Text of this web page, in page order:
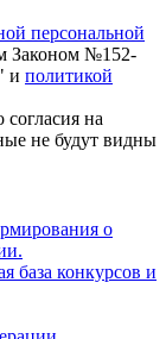
персональной
Законом №152-
и политикой
на
не будут видны